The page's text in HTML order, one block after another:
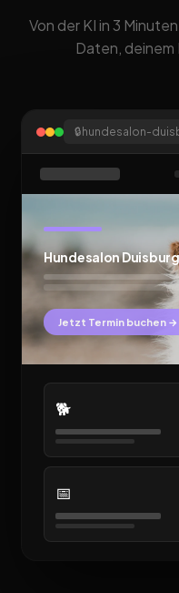
Von der KI in 3
Daten, deinem
🔒 hundesalon-
Hundesalon Duisburg
Jetzt Termin buchen →
🐕
📅